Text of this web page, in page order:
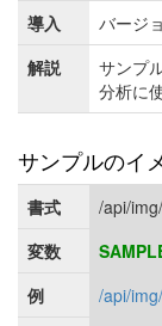
導入
バージ
解説
サンプ
分析に
サンプルのイ
書式 /api/
変数
例
/api/